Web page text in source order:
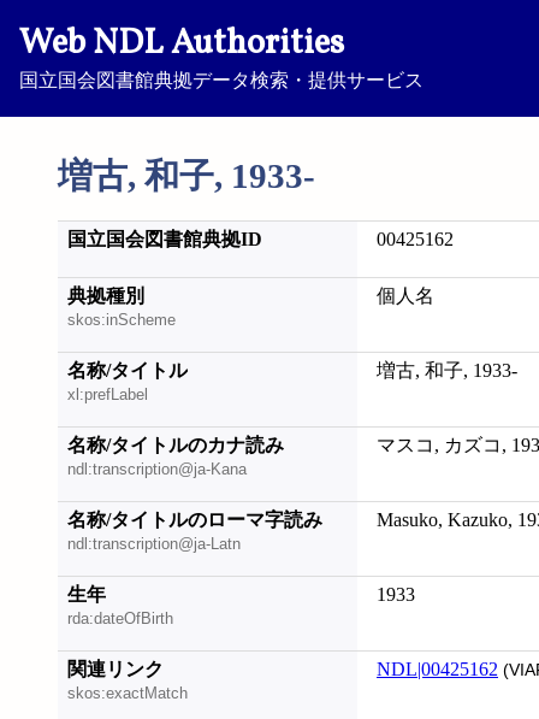
Web NDL Authorities
国立国会図書館典拠データ検索・提供サービス
増古, 和子, 1933-
国立国会図書館典拠ID 00425162
典拠種別
skos:inScheme
個人名
名称/タイトル
xl:prefLabel
増古, 和子, 1933-
名称/タイトルのカナ読み
ndl:transcription@ja-Kana
マスコ, カズコ,
名称/タイトルのローマ字読み
ndl:transcription@ja-Latn
Masuko, Kazuko,
生年
rda:dateOfBirth
1933
関連リンク
skos:exactMatch
NDL|00425162